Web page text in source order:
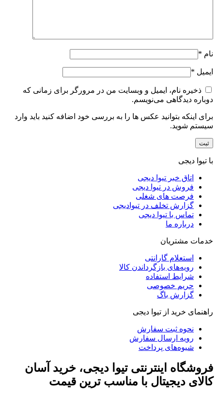
نام *
ایمیل *
ذخیره نام، ایمیل و وبسایت من در مرورگر برای زمانی که
دوباره دیدگاهی می‌نویسم.
برای اینکه بتوانید عکس ها را به بررسی خود اضافه کنید باید وارد
سیستم شوید.
با تیوا دیجی
اتاق خبر تیوا دیجی
فروش در تیوا دیجی
فرصت های شغلی
گزارش تخلف در تیوادیجی
تماس با تیوا دیجی
درباره ما
خدمات مشتریان
استعلام گارانتی
رویه‌های بازگرداندن کالا
شرایط استفاده
حریم خصوصی
گزارش باگ
راهنمای خرید از تیوا دیجی
نحوه ثبت سفارش
رویه ارسال سفارش
شیوه‌های پرداخت
فروشگاه اینترنتی تیوا دیجی، خرید آسان
کالای دیجیتال با مناسب ترین قیمت